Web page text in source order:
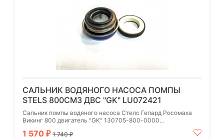
САЛЬНИК ВОДЯНОГО НАСОСА ПОМПЫ
STELS 800СМ3 ДВС "GK" LU072421
Сальник помпы водяного насоса Стелс Гепард Росомаха
Викинг 800 двигатель "GK" 130705-800-0000...
1 570 ₽ 1 740₽